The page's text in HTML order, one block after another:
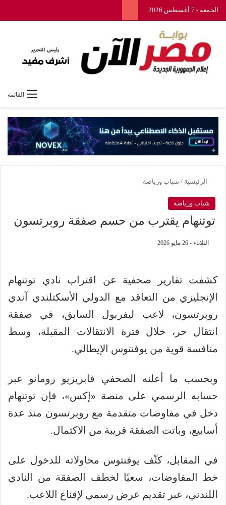
الجمعة - 7 أغسطس 2026
القائمة
الرئيسية / شباب ورياضة
شباب ورياضة
توتنهام يقترب من حسم صفقة روبرتسون
الثلاثاء - 26 مايو 2026
كشفت تقارير صحفية عن اقتراب نادي توتنهام
الإنجليزي من التعاقد مع الدولي الأسكتلندي آندي
روبرتسون، لاعب ليفربول السابق، في صفقة
انتقال حر، خلال فترة الانتقالات المقبلة، وسط
منافسة قوية من يوفنتوس الإيطالي.
وبحسب ما أعلنه الصحفي فابريزيو رومانو عبر
حسابه الرسمي على منصة «إكس»، فإن توتنهام
دخل في مفاوضات متقدمة مع روبرتسون منذ عدة
أسابيع، وباتت الصفقة قريبة من الاكتمال.
في المقابل، كثّف يوفنتوس محاولاته للدخول على
خط المفاوضات، سعيًا لخطف الصفقة من النادي
اللندني، عبر تقديم عرض رسمي لإقناع اللاعب.